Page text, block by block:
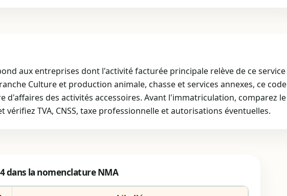
aux entreprises dont l'activité facturée principale relève de ce service
Culture et production animale, chasse et services annexes, ce code
des activités accessoires. Avant l'immatriculation, comparez le
vérifiez TVA, CNSS, taxe professionnelle et autorisations éventuelles.
dans la nomenclature NMA